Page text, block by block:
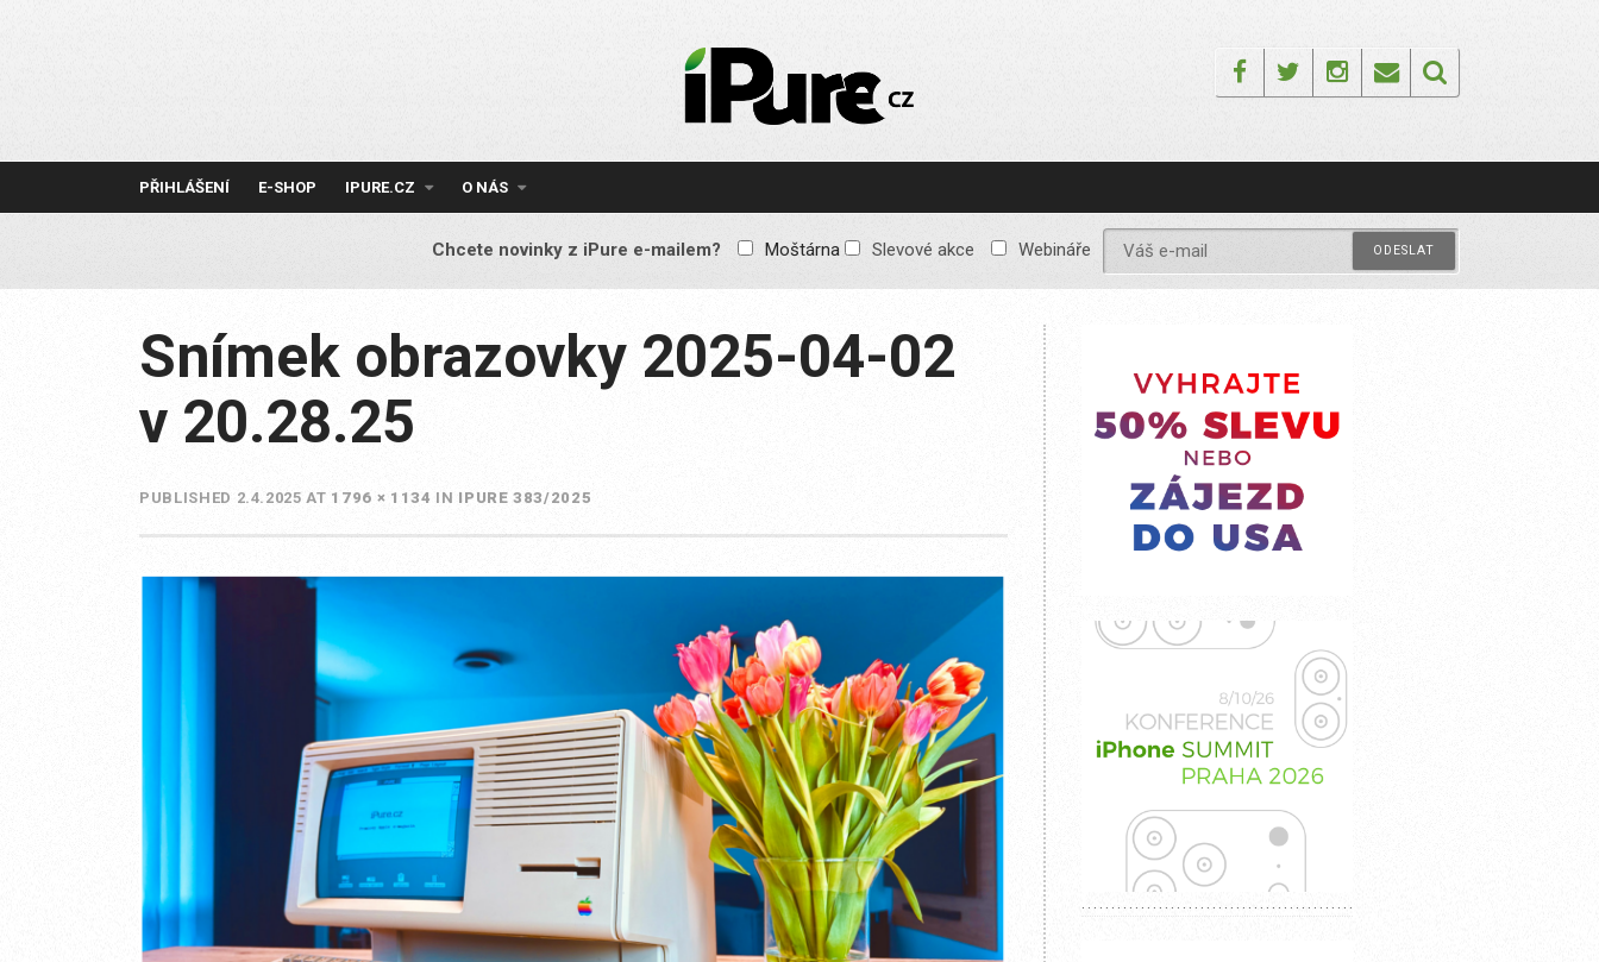
IPURE.CZ
Prémiový Apple e-
reklamy, žádné
obsah pro všechny
každodenního života.
FacebookTwitterInstagram
Email
PŘIHLÁŠENÍ E-SHOP IPURE.CZ O NÁS
Chcete novinky z iPure e-mailem? Moštárna Slevové akce Webináře
Snímek obrazovky 2025-04-02
v 20.28.25
PUBLISHED 2.4.2025 AT 1796 × 1134 IN IPURE 383/2025